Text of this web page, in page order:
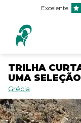
Excelente
TRILHA
UMA
Grécia